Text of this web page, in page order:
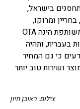
בישראל,
ומרוקו,
וההתעניינו בטיסות לשנת 2021. החברה המשותפת הינה OTA
בעברית, ותהיה
כי גם המחיר
ושירות טוב יותר
צילום: ראובן חיון